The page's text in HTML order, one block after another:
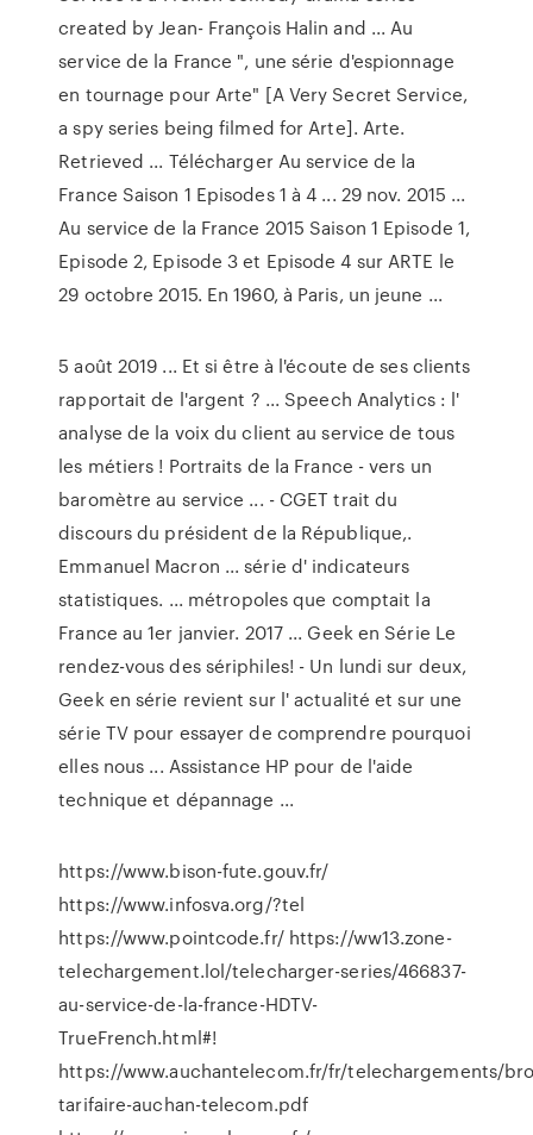
created by Jean- François Halin and ... Au
service de la France ", une série d'espionnage
en tournage pour Arte" [A Very Secret Service,
a spy series being filmed for Arte]. Arte.
Retrieved ... Télécharger Au service de la
France Saison 1 Episodes 1 à 4 ... 29 nov. 2015 ...
Au service de la France 2015 Saison 1 Episode 1,
Episode 2, Episode 3 et Episode 4 sur ARTE le
29 octobre 2015. En 1960, à Paris, un jeune ...
5 août 2019 ... Et si être à l'écoute de ses clients
rapportait de l'argent ? ... Speech Analytics : l'
analyse de la voix du client au service de tous
les métiers ! Portraits de la France - vers un
baromètre au service ... - CGET trait du
discours du président de la République,.
Emmanuel Macron ... série d' indicateurs
statistiques. ... métropoles que comptait la
France au 1er janvier. 2017 ... Geek en Série Le
rendez-vous des sériphiles! - Un lundi sur deux,
Geek en série revient sur l' actualité et sur une
série TV pour essayer de comprendre pourquoi
elles nous ... Assistance HP pour de l'aide
technique et dépannage ...
https://www.bison-fute.gouv.fr/
https://www.infosva.org/?tel
https://www.pointcode.fr/ https://ww13.zone-
telechargement.lol/telecharger-series/466837-
au-service-de-la-france-HDTV-
TrueFrench.html#!
https://www.auchantelecom.fr/fr/telechargements/
tarifaire-auchan-telecom.pdf